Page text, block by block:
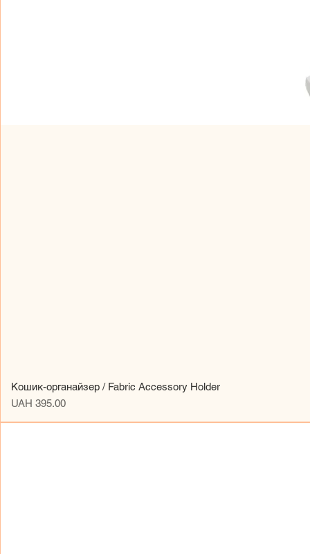
Кошик-органайзер / Fabric Accessory Holder
Price
UAH 395.00